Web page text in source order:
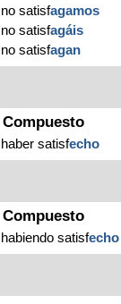
no satisfagamos
no satisfagáis
no satisfagan
Compuesto
haber satisfecho
Compuesto
habiendo satisfecho